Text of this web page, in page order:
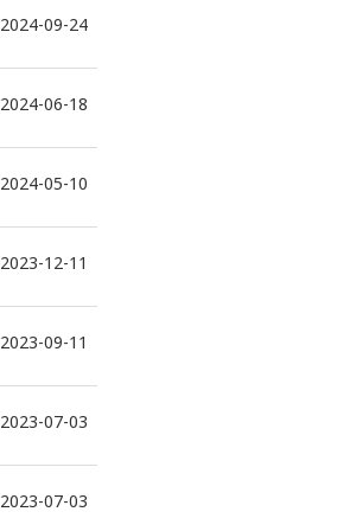
2024-09-24
2024-06-18
2024-05-10
2023-12-11
2023-09-11
2023-07-03
2023-07-03